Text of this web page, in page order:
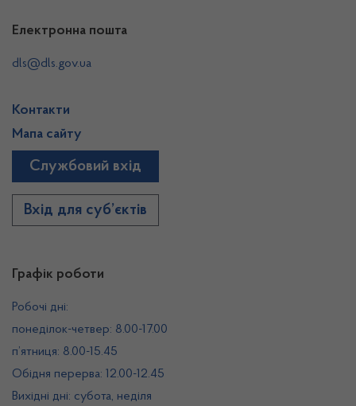
Графік роботи
Робочі дні:
понеділок-четвер: 8.00-17.00
п’ятниця: 8.00-15.45
Обідня перерва: 12.00-12.45
Вихідні дні: субота, неділя
Електронна пошта
dls@dls.gov.ua
Контакти
Мапа сайту
Службовий вхід
Вхід для суб’єктів